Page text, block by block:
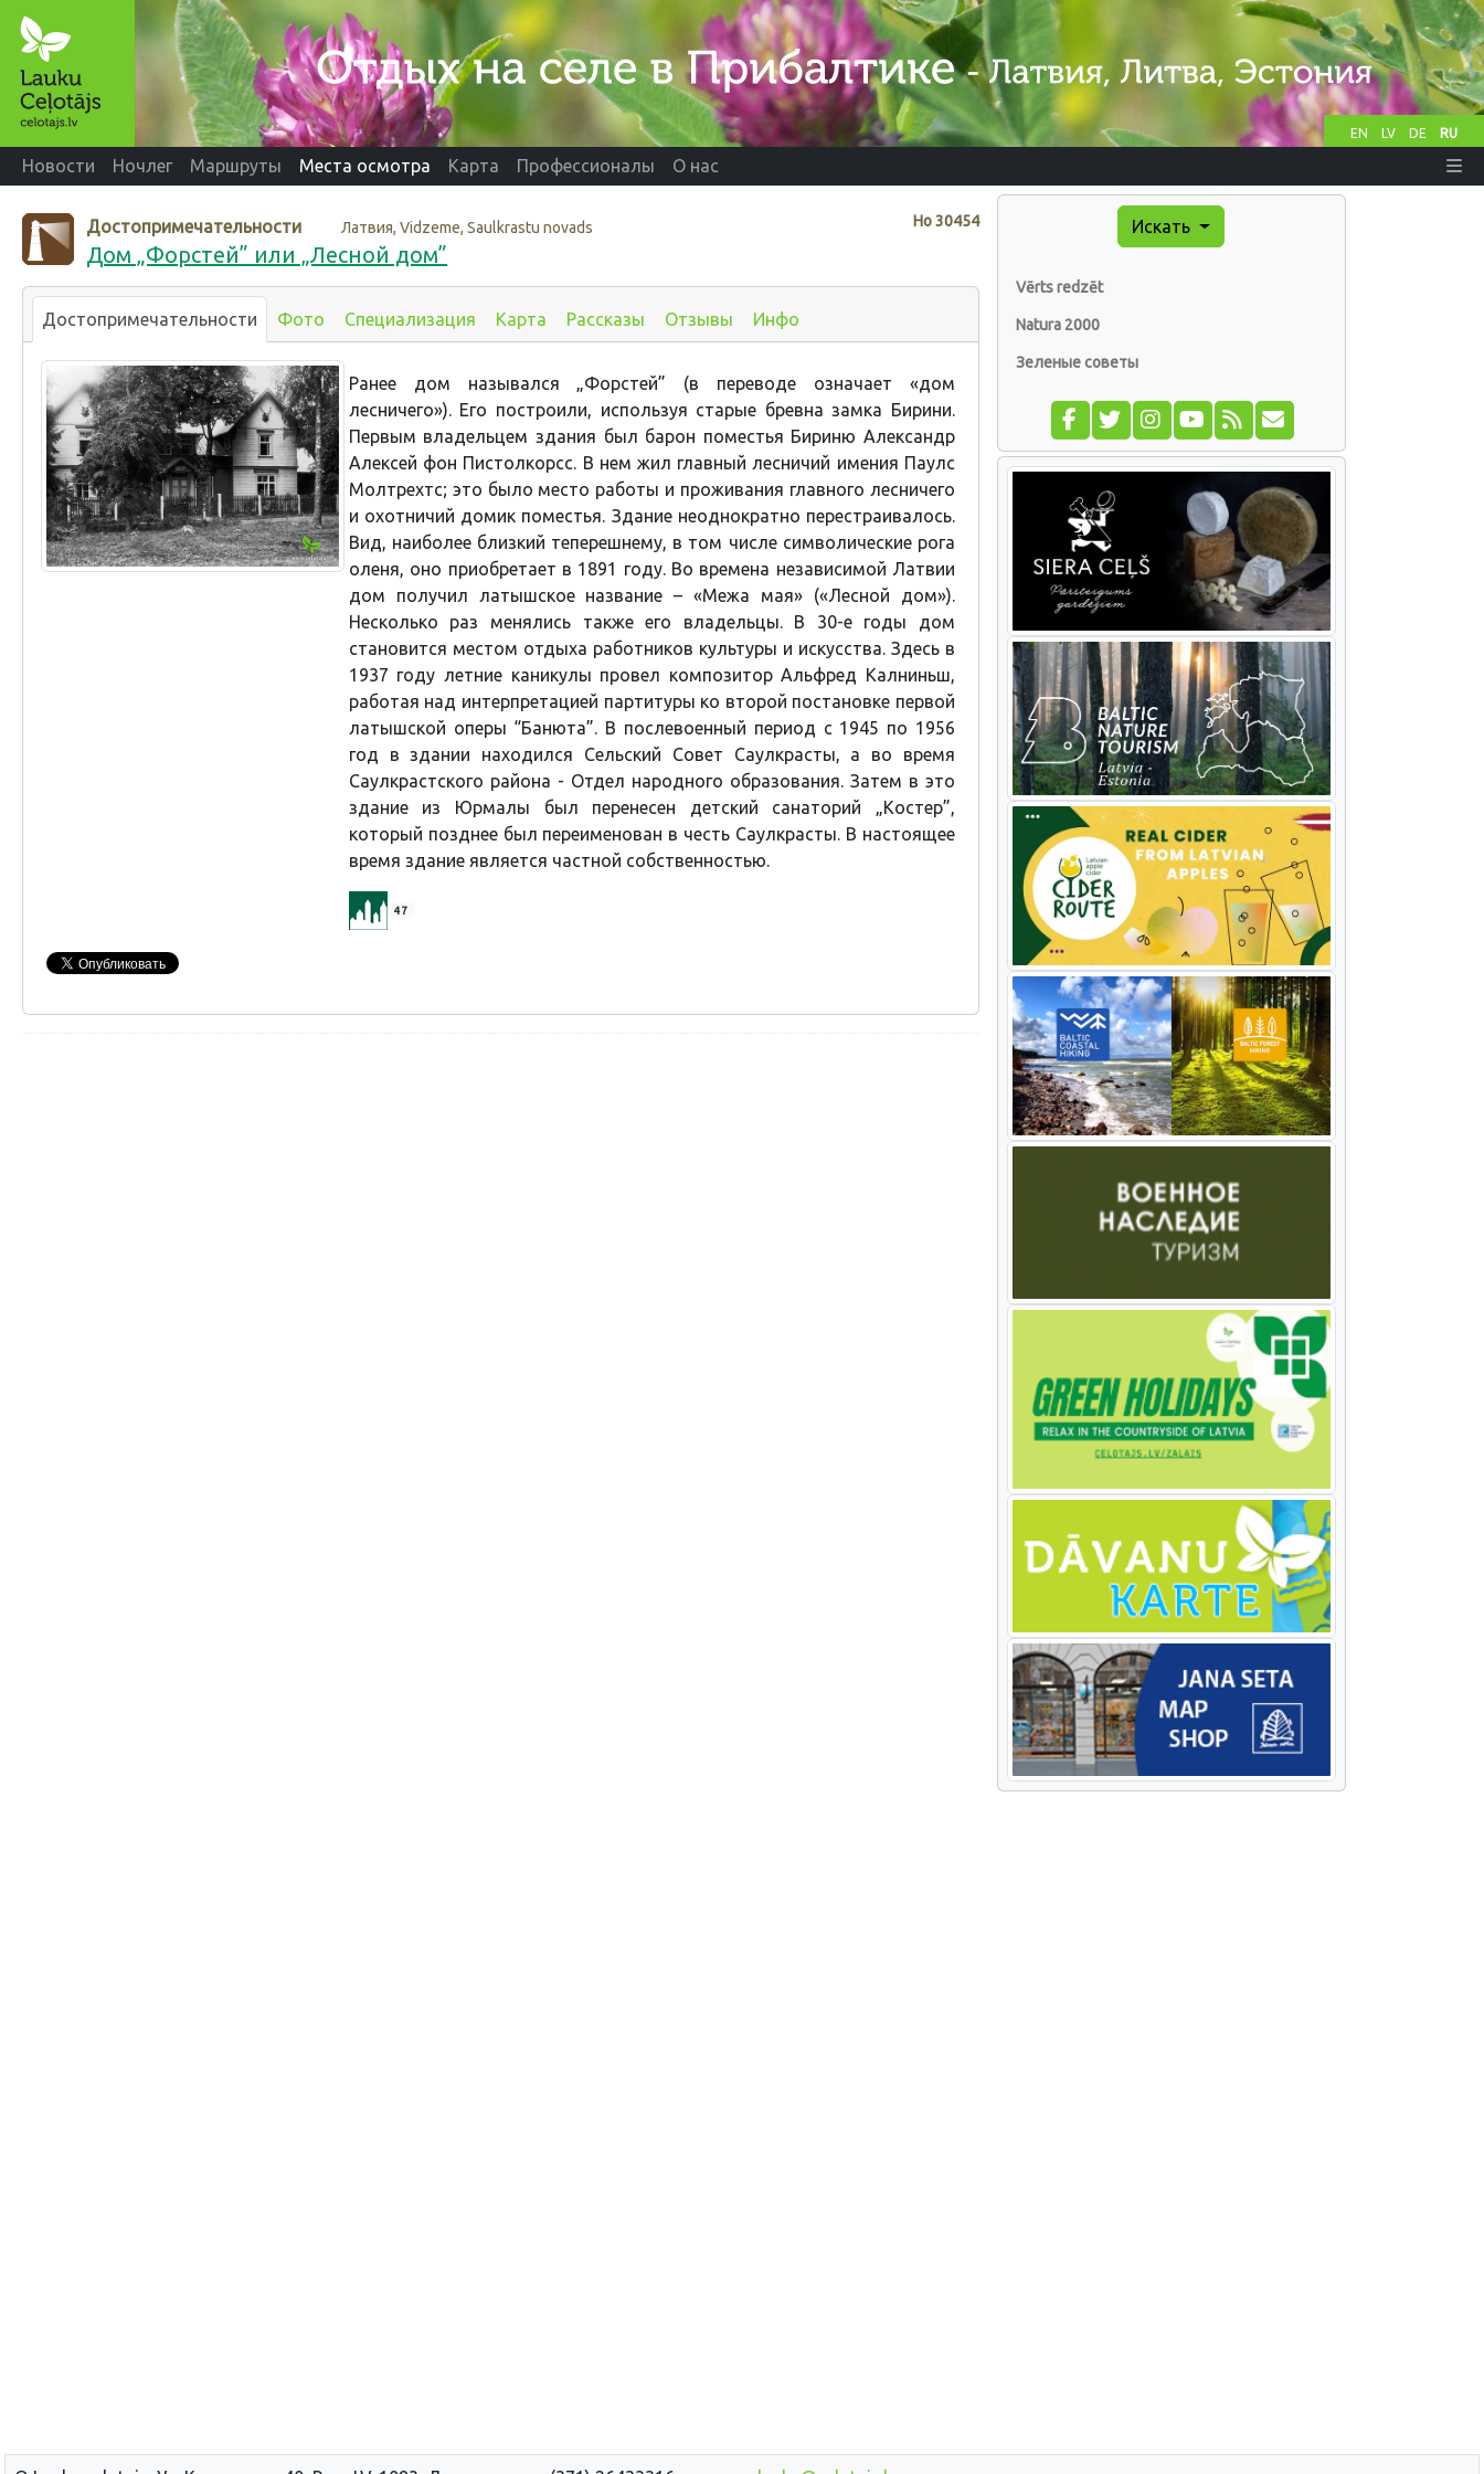
EN LV DE RU
Новости Ночлег Маршруты Места осмотра Карта Профессионалы О нас
Нo30454
Достопримечательности Латвия, Vidzeme, Saulkrastu novads
Дом „Форстей” или „Лесной дом”
Достопримечательности Фото Специализация Карта Рассказы Отзывы Инфо
Ранее дом назывался „Форстей” (в переводе означает «дом
лесничего»). Его построили, используя старые бревна замка Бирини.
Первым владельцем здания был барон поместья Бириню Александр
Алексей фон Пистолкорсс. В нем жил главный лесничий имения Паулс
Молтрехтс; это было место работы и проживания главного лесничего
и охотничий домик поместья. Здание неоднократно перестраивалось.
Вид, наиболее близкий теперешнему, в том числе символические рога
оленя, оно приобретает в 1891 году. Во времена независимой Латвии
дом получил латышское название – «Межа мая» («Лесной дом»).
Несколько раз менялись также его владельцы. В 30-е годы дом
становится местом отдыха работников культуры и искусства. Здесь в
1937 году летние каникулы провел композитор Альфред Калниньш,
работая над интерпретацией партитуры ко второй постановке первой
латышской оперы “Банюта”. В послевоенный период с 1945 по 1956
год в здании находился Сельский Совет Саулкрасты, а во время
Саулкрастского района - Отдел народного образования. Затем в это
здание из Юрмалы был перенесен детский санаторий „Костер”,
который позднее был переименован в честь Саулкрасты. В настоящее
время здание является частной собственностью.
47
Искать
Vērts redzēt
Natura 2000
Зеленые советы